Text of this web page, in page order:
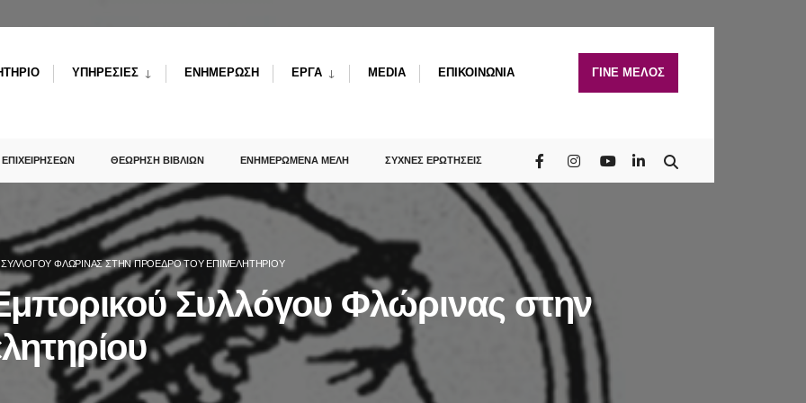
ΥΠΗΡΕΣΙΕΣ ΕΝΗΜΕΡΩΣΗ ΕΡΓΑ MEDIA ΕΠΙΚΟΙΝΩΝΙΑ ΓΙΝΕ ΜΕΛΟΣ
ΘΕΩΡΗΣΗ ΒΙΒΛΙΩΝ ΕΝΗΜΕΡΩΜΕΝΑ ΜΕΛΗ ΣΥΧΝΕΣ ΕΡΩΤΗΣΕΙΣ
ΦΛΏΡΙΝΑΣ ΣΤΗΝ ΠΡΌΕΔΡΟ ΤΟΥ ΕΠΙΜΕΛΗΤΗΡΊΟΥ
Συλλόγου Φλώρινας στην